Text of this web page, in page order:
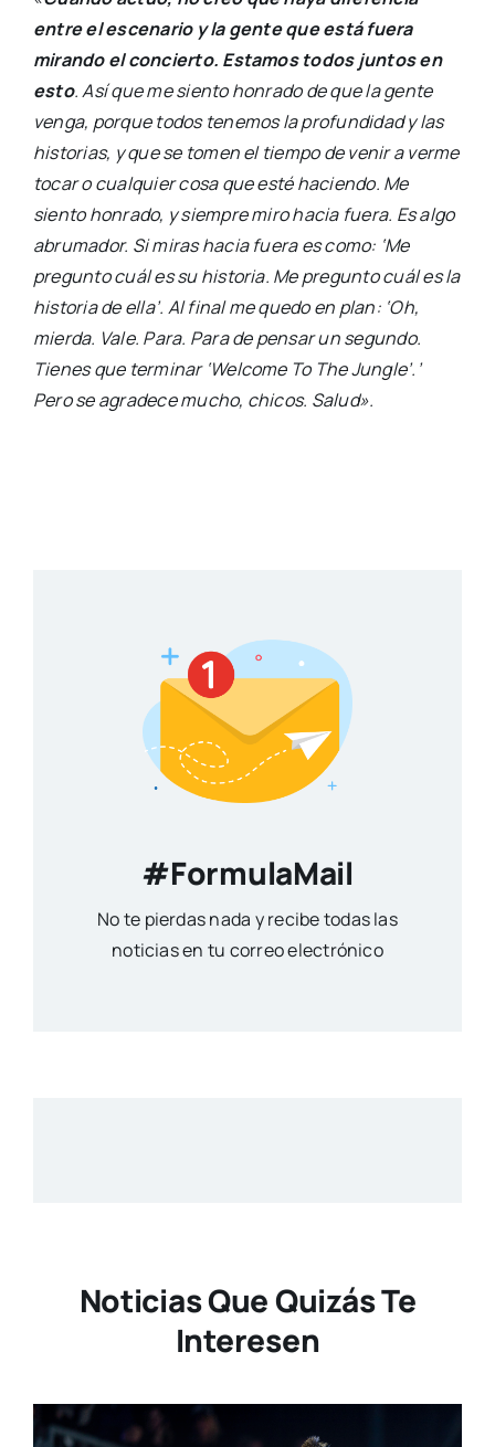
entre el escenario y la gente que está fuera
mirando el concierto. Estamos todos juntos en
esto. Así que me siento honrado de que la gente
venga, porque todos tenemos la profundidad y las
historias, y que se tomen el tiempo de venir a verme
tocar o cualquier cosa que esté haciendo. Me
siento honrado, y siempre miro hacia fuera. Es algo
abrumador. Si miras hacia fuera es como: ‘Me
pregunto cuál es su historia. Me pregunto cuál es la
historia de ella’. Al final me quedo en plan: ‘Oh,
mierda. Vale. Para. Para de pensar un segundo.
Tienes que terminar ‘Welcome To The Jungle’.’
Pero se agradece mucho, chicos. Salud».
#FormulaMail
No te pierdas nada y recibe todas las
noticias en tu correo electrónico
Noticias Que Quizás Te
Interesen